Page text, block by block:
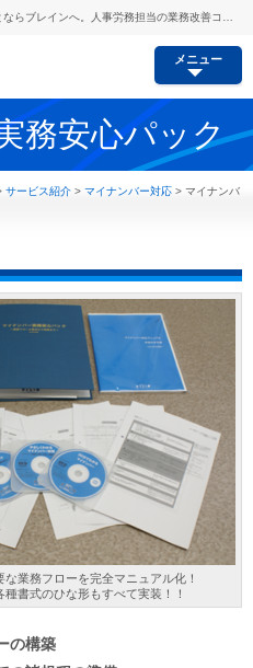
メニュー
務安心パック
サービス紹介 > マイナンバー対応 > マイナンバ
業務フローを完全マニュアル化！
書式のひな形もすべて実装！！
の構築